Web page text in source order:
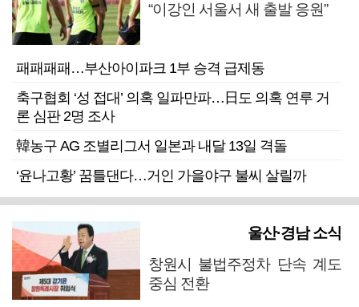
“이강인 서울서 새 출발 응원”
패패패패…부산아이파크 1부 승격 급제동
축구협회 ‘성 접대’ 의혹 일파만파…日도 의혹 연루 거
론 심판 2명 조사
韓농구 AG 조별리그서 일본과 내달 13일 격돌
‘윤나고황’ 꿈틀댄다…거인 가을야구 불씨 살릴까
울산·경남 소식
창원시 불법주정차 단속 계도
중심 전환